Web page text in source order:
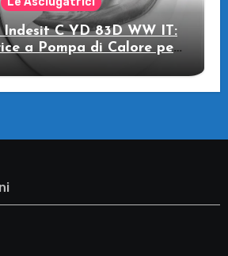
Indesit C YD 83D WW IT:
a Pompa di Calore per
il Tuo Benessere